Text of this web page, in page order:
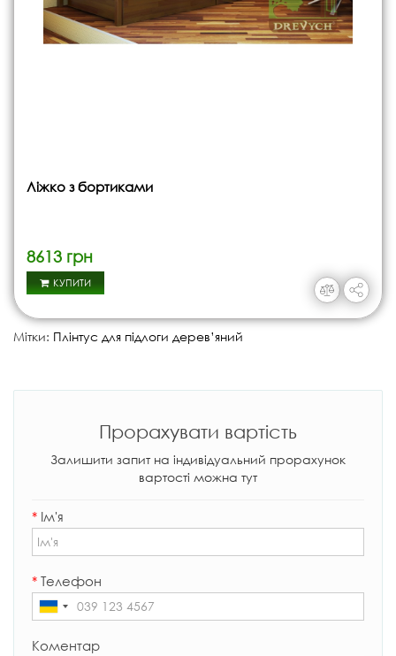
Ліжко з бортиками
8613 грн
КУПИТИ
Мітки: Плінтус для підлоги дерев’яний
Прорахувати вартість
Залишити запит на індивідуальний прорахунок
вартості можна тут
* Ім'я
* Телефон
Коментар